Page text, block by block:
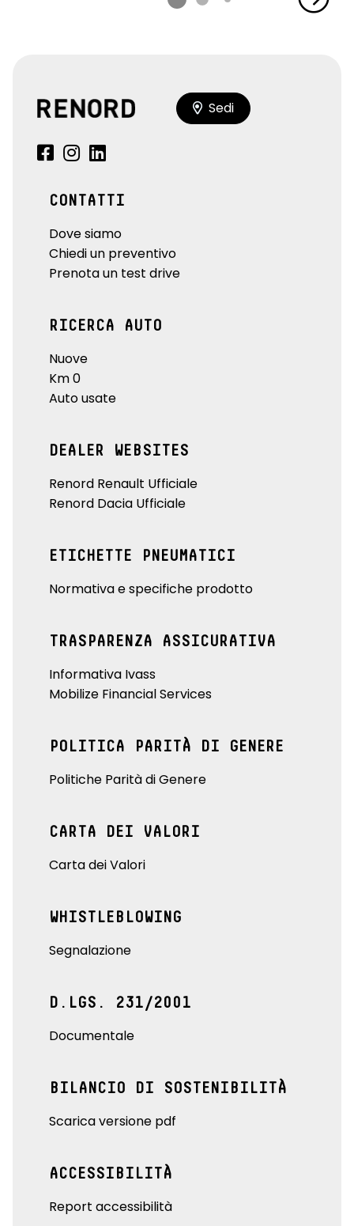
seat belt reminder sedili conducente, passeggero e sedili
sensori di parcheggio anteriori e laterali
sistema di frenata d'emergenza attiva
sistema di purificazione aria abitacolo
sistema monitoraggio pressione pneumatici indiretto
volante in TEP
Sedi
CONTATTI
Dove siamo
Chiedi un preventivo
Prenota un test drive
RICERCA AUTO
Nuove
Km 0
Auto usate
DEALER WEBSITES
Renord Renault Ufficiale
Renord Dacia Ufficiale
ETICHETTE PNEUMATICI
Normativa e specifiche prodotto
TRASPARENZA ASSICURATIVA
Informativa Ivass
Mobilize Financial Services
POLITICA PARITÀ DI GENERE
Politiche Parità di Genere
CARTA DEI VALORI
Carta dei Valori
WHISTLEBLOWING
Segnalazione
D.LGS. 231/2001
Documentale
BILANCIO DI SOSTENIBILITÀ
Scarica versione pdf
ACCESSIBILITÀ
Report accessibilità